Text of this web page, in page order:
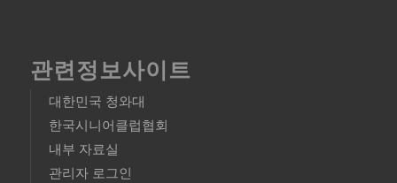
관련정보사이트
대한민국 청와대
한국시니어클럽협회
내부 자료실
관리자 로그인